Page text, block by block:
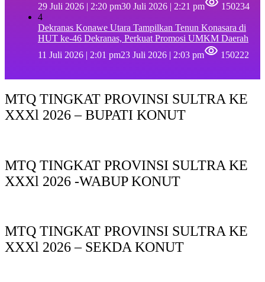
29 Juli 2026 | 2:20 pm30 Juli 2026 | 2:21 pm
150234
4
Dekranas Konawe Utara Tampilkan Tenun Konasara di
HUT ke-46 Dekranas, Perkuat Promosi UMKM Daerah
11 Juli 2026 | 2:01 pm23 Juli 2026 | 2:03 pm 150222
MTQ TINGKAT PROVINSI SULTRA KE
XXXl 2026 – BUPATI KONUT
MTQ TINGKAT PROVINSI SULTRA KE
XXXl 2026 -WABUP KONUT
MTQ TINGKAT PROVINSI SULTRA KE
XXXl 2026 – SEKDA KONUT